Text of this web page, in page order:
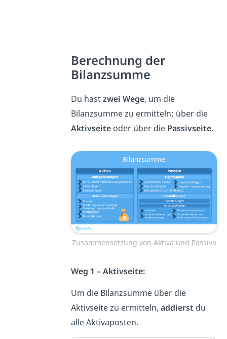
Berechnung der
Bilanzsumme
Du hastzwei Wege, um die
Bilanzsumme zu ermitteln: über die
Aktivseite oder über die Passivseite.
Zusammensetzung von Aktiva und Passiva
Weg 1 – Aktivseite:
Um die Bilanzsumme über die
Aktivseite zu ermitteln,addierst du
alle Aktivaposten.